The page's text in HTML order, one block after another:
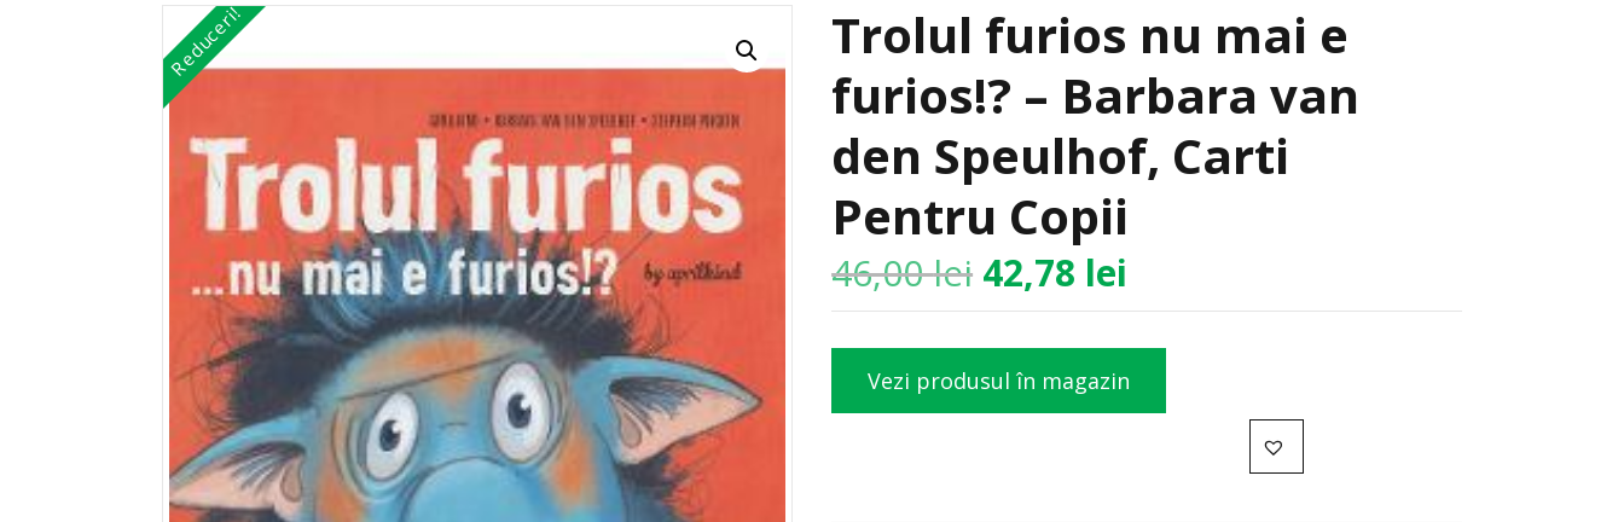
Reduceri!
Trolul furios nu mai e
furios!? – Barbara van
den Speulhof, Carti
Pentru Copii
46,00lei 42,78 lei
Vezi produsul în magazin